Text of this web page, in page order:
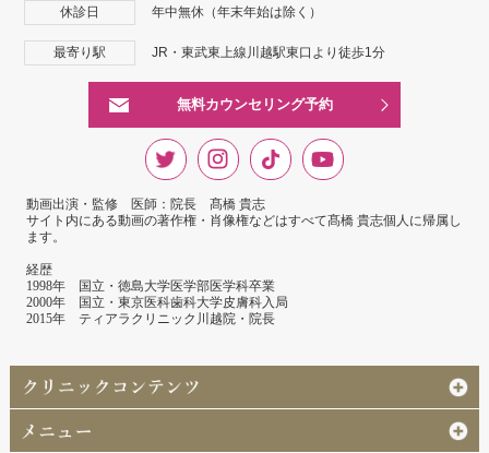
休診日 年中無休（年末年始は除く）
最寄り駅 JR・東武東上線川越駅東口より徒歩1分
無料カウンセリング予約
動画出演・監修 医師：院長 髙橋 貴志
サイト内にある動画の著作権・肖像権などはすべて髙橋 貴志個人に帰属し
ます。
経歴
1998年 国立・徳島大学医学部医学科卒業
2000年 国立・東京医科歯科大学皮膚科入局
2015年 ティアラクリニック川越院・院長